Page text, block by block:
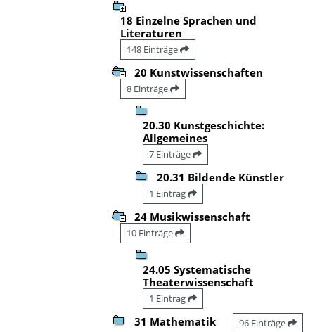
18 Einzelne Sprachen und
Literaturen
148 Einträge
20 Kunstwissenschaften
8 Einträge
20.30 Kunstgeschichte:
Allgemeines
7 Einträge
20.31 Bildende Künstler
1 Eintrag
24 Musikwissenschaft
10 Einträge
24.05 Systematische
Theaterwissenschaft
1 Eintrag
31 Mathematik 96 Einträge